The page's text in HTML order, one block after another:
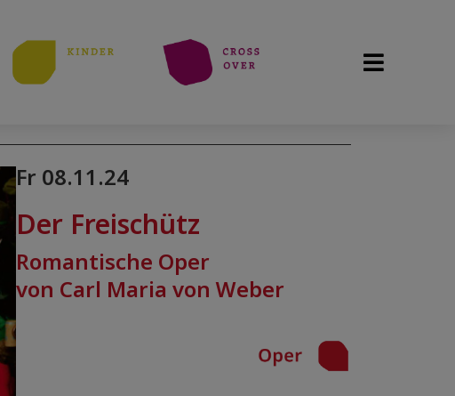
Fr 08.11.24
Der Freischütz
Romantische Oper
von Carl Maria von Weber